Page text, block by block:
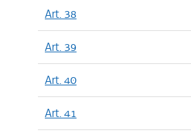
Art. 38
Art. 39
Art. 40
Art. 41